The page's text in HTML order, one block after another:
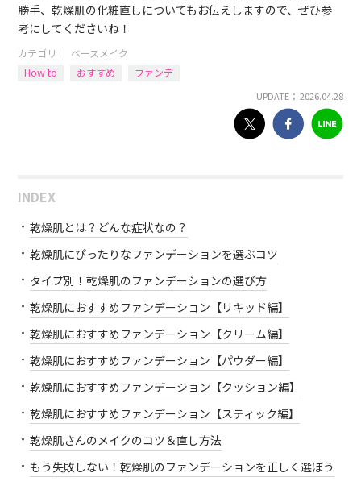
勝手、乾燥肌の化粧直しについてもお伝えしますので、ぜひ参
考にしてくださいね！
カテゴリ ｜ ベースメイク
How to
おすすめ ファンデ
UPDATE： 2026.04.28
INDEX
乾燥肌とは？どんな症状なの？
乾燥肌にぴったりなファンデーションを選ぶコツ
タイプ別！乾燥肌のファンデーションの選び方
乾燥肌におすすめファンデーション【リキッド編】
乾燥肌におすすめファンデーション【クリーム編】
乾燥肌におすすめファンデーション【パウダー編】
乾燥肌におすすめファンデーション【クッション編】
乾燥肌におすすめファンデーション【スティック編】
乾燥肌さんのメイクのコツ＆直し方法
もう失敗しない！乾燥肌のファンデーションを正しく選ぼう